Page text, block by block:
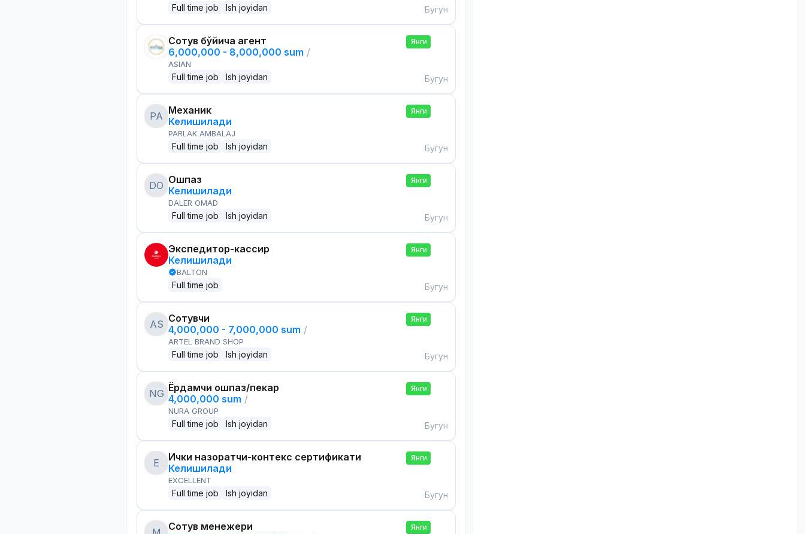
Full time job Ish joyidan Бугун
Сотув бўйича агент
6,000,000 - 8,000,000 sum /
ASIAN
Full time job Ish joyidan
Янги
Бугун
PA Механик
Келишилади
PARLAK AMBALAJ
Full time job Ish joyidan
Янги
Бугун
DO Ошпаз
Келишилади
DALER OMAD
Full time job Ish joyidan
Янги
Бугун
Экспедитор-кассир
Келишилади
BALTON
Full time job
Янги
Бугун
AS Сотувчи
4,000,000 - 7,000,000 sum /
ARTEL BRAND SHOP
Full time job Ish joyidan
Янги
Бугун
NG Ёрдамчи ошпаз/пекар
4,000,000 sum /
NURA GROUP
Full time job Ish joyidan
Янги
Бугун
E
Ички назоратчи-контекс сертификати
Келишилади
EXCELLENT
Full time job Ish joyidan
Янги
Бугун
Сотув менежери
Янги